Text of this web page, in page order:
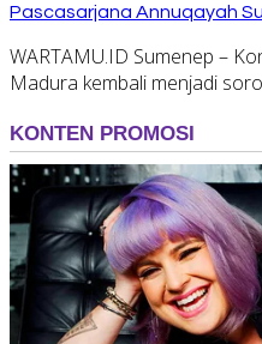
Pascasarjana Annuqayah
WARTAMU.ID Sumenep –
Madura kembali menjadi